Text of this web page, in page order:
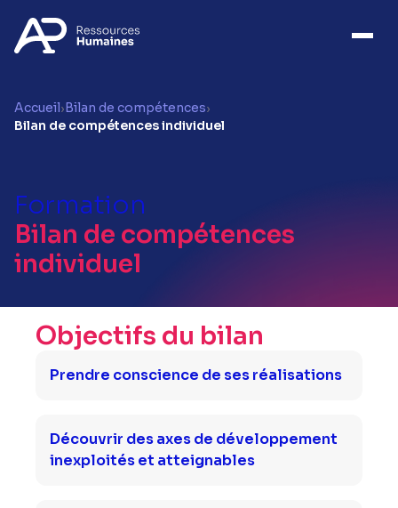
Accueil›Bilan de compétences›
Bilan de compétences individuel
Formation
Bilan de compétences
individuel
Objectifs du bilan
Prendre conscience de ses réalisations
Découvrir des axes de développement
inexploités et atteignables